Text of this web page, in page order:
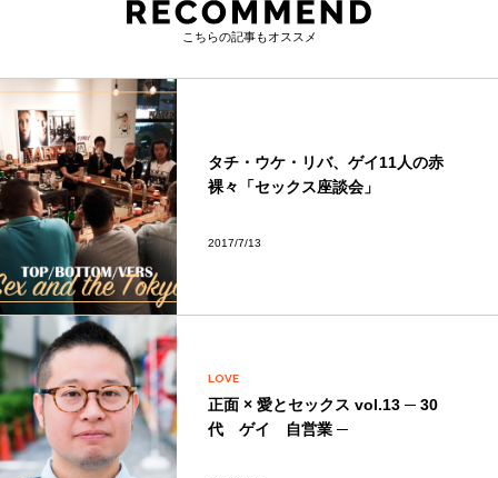
こちらの記事もオススメ
タチ・ウケ・リバ、ゲイ11人の赤
裸々「セックス座談会」
2017/7/13
LOVE
正面 × 愛とセックス vol.13 ─ 30
代 ゲイ 自営業 ─